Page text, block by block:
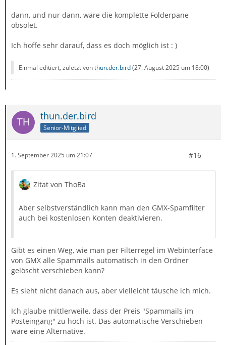
dann, und nur dann, wäre die komplette Folderpane
obsolet.
Ich hoffe sehr darauf, dass es doch möglich ist : )
Einmal editiert, zuletzt vonthun.der.bird(27. August 2025 um 18:00)
thun.der.bird
Senior-Mitglied
1. September 2025 um 21:07 #16
Zitat von ThoBa
Aber selbstverständlich kann man den GMX-Spamfilter
auch bei kostenlosen Konten deaktivieren.
Gibt es einen Weg, wie man per Filterregel im Webinterface
von GMX alle Spammails automatisch in den Ordner
gelöscht verschieben kann?
Es sieht nicht danach aus, aber vielleicht täusche ich mich.
Ich glaube mittlerweile, dass der Preis "Spammails im
Posteingang" zu hoch ist. Das automatische Verschieben
wäre eine Alternative.